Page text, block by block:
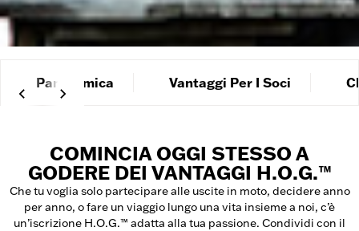
Panoramica Vantaggi Per I Soci
COMINCIA OGGI STESSO A
GODERE DEI VANTAGGI H.O.G.™
Che tu voglia solo partecipare alle uscite in moto, decidere anno
per anno, o fare un viaggio lungo una vita insieme a noi, c’è
un’iscrizione H.O.G.™ adatta alla tua passione. Condividi con il